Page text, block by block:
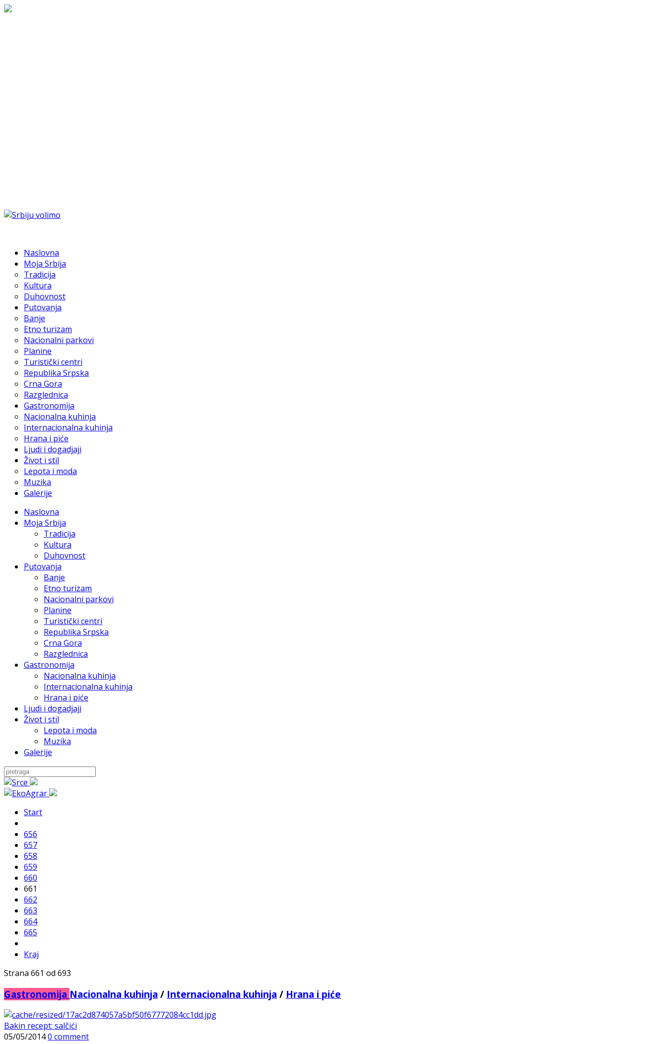
Naslovna
Moja Srbija
Tradicija
Kultura
Duhovnost
Putovanja
Banje
Etno turizam
Nacionalni parkovi
Planine
Turistički centri
Republika Srpska
Crna Gora
Razglednica
Gastronomija
Nacionalna kuhinja
Internacionalna kuhinja
Hrana i piće
Ljudi i dogadjaji
Život i stil
Lepota i moda
Muzika
Galerije
Naslovna
Moja Srbija
Tradicija
Kultura
Duhovnost
Putovanja
Banje
Etno turizam
Nacionalni parkovi
Planine
Turistički centri
Republika Srpska
Crna Gora
Razglednica
Gastronomija
Nacionalna kuhinja
Internacionalna kuhinja
Hrana i piće
Ljudi i dogadjaji
Život i stil
Lepota i moda
Muzika
Galerije
Start
656
657
658
659
660
661
662
663
664
665
Kraj
Strana 661 od 693
Gastronomija Nacionalna kuhinja / Internacionalna kuhinja / Hrana i piće
Bakin recept: salčići
05/05/20140 comment